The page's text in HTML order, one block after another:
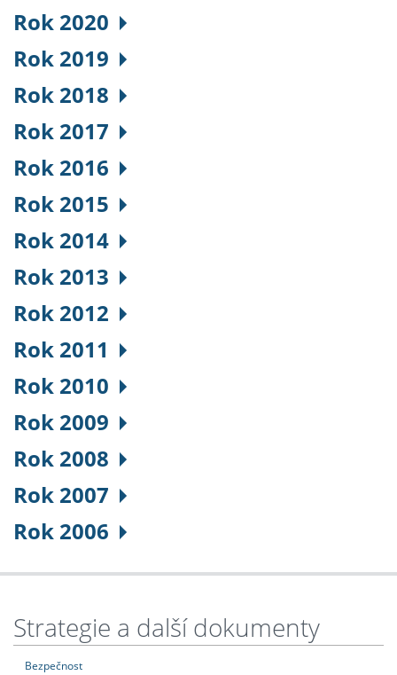
Rok 2020
Rok 2019
Rok 2018
Rok 2017
Rok 2016
Rok 2015
Rok 2014
Rok 2013
Rok 2012
Rok 2011
Rok 2010
Rok 2009
Rok 2008
Rok 2007
Rok 2006
Strategie a další dokumenty
Bezpečnost